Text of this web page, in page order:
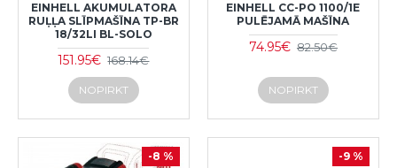
EINHELL AKUMULATORA
RUĻĻA SLĪPMAŠĪNA TP-BR
18/32LI BL-SOLO
151.95€ 168.14€
NOPIRKT
EINHELL CC-PO 1100/1E
PULĒJAMĀ MAŠĪNA
74.95€ 82.50€
NOPIRKT
-8 % -9 %